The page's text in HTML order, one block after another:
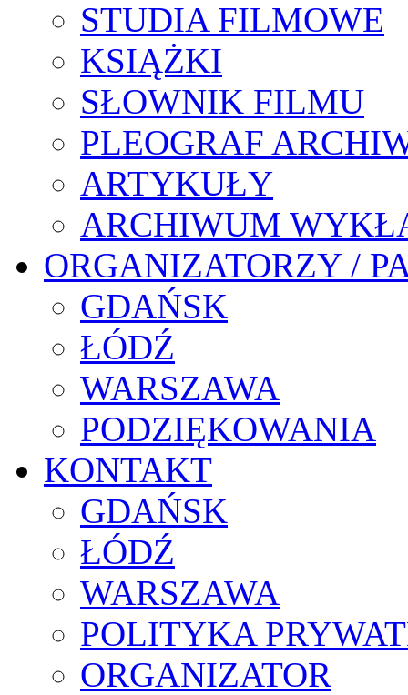
STUDIA FILMOWE
KSIĄŻKI
SŁOWNIK FILMU
PLEOGRAF
ARTYKUŁY
ARCHIWUM
ORGANIZATORZY /
GDAŃSK
ŁÓDŹ
WARSZAWA
PODZIĘKOWANIA
KONTAKT
GDAŃSK
ŁÓDŹ
WARSZAWA
POLITYKA
ORGANIZATOR